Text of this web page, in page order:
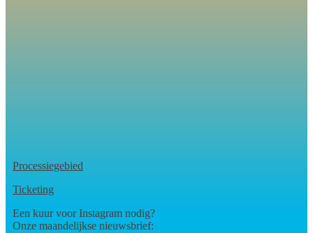
Processiegebied
Ticketing
Een kuur voor Instagram nodig?
Onze maandelijkse nieuwsbrief: